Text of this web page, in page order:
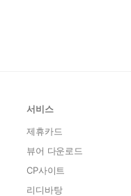
서비스
제휴카드
뷰어 다운로드
CP사이트
리디바탕